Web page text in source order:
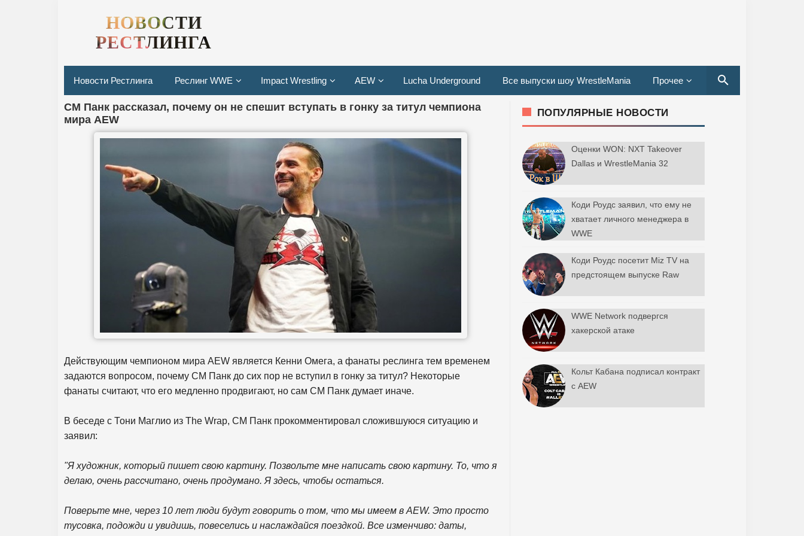
НОВОСТИ
РЕСТЛИНГА
Новости Рестлинга Реслинг WWE Impact Wrestling AEW Lucha Underground Все выпуски шоу WrestleMania Прочее
СМ Панк рассказал, почему он не спешит вступать в гонку за титул чемпиона
мира AEW
Действующим чемпионом мира AEW является Кенни Омега, а фанаты реслинга тем временем
задаются вопросом, почему СМ Панк до сих пор не вступил в гонку за титул? Некоторые
фанаты считают, что его медленно продвигают, но сам СМ Панк думает иначе.
В беседе с Тони Маглио из The Wrap, СМ Панк прокомментировал сложившуюся ситуацию и
заявил:
"Я художник, который пишет свою картину. Позвольте мне написать свою картину. То, что я
делаю, очень рассчитано, очень продумано. Я здесь, чтобы остаться.
Поверьте мне, через 10 лет люди будут говорить о том, что мы имеем в AEW. Это просто
тусовка, подожди и увидишь, повеселись и наслаждайся поездкой. Все изменчиво: даты,
ПОПУЛЯРНЫЕ НОВОСТИ
Оценки WON: NXT Takeover
Dallas и WrestleMania 32
Коди Роудс заявил, что ему не
хватает личного менеджера в
WWE
Коди Роудс посетит Miz TV на
предстоящем выпуске Raw
WWE Network подвергся
хакерской атаке
Кольт Кабана подписал контракт
с AEW